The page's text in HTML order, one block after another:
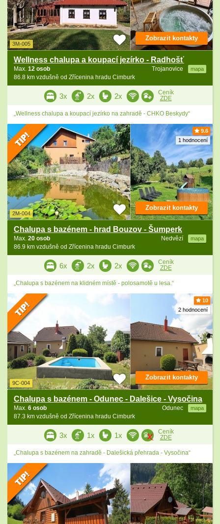
3M-005
Wellness chalupa a koupací jezírko - Radhošť
Trojanovice mapa
Max. 12 osob
86.8 km vzdušně od Zřícenina hradu Cimburk
Zobrazit kontakty
3x 2x 2x
Ceník
ZDE
„Wellness chalupa a koupací jezírko na zahradě - CHKO Beskydy“
9.6
1 hodnocení
2M-004
Chalupa s bazénem - hrad Bouzov - Šumperk
Nedvězí mapa
Max. 20 osob
86.9 km vzdušně od Zřícenina hradu Cimburk
Zobrazit kontakty
6x 2x 2x
Ceník
ZDE
„Chalupa s bazénem na klidném místě - polosamotě u lesa.“
10
2 hodnocení
9C-004
Chalupa s bazénem - Odunec - Dalešice - Vysočina
Odunec mapa
Max. 6 osob
87.3 km vzdušně od Zřícenina hradu Cimburk
Zobrazit kontakty
3x 1x 1x
Ceník
ZDE
„Chalupa s bazénem na zahradě - Dalešická přehrada - Vysočina“